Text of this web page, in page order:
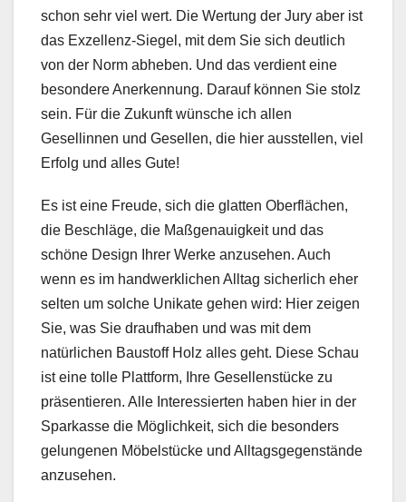
schon sehr viel wert. Die Wertung der Jury aber ist
das Exzellenz-Siegel, mit dem Sie sich deutlich
von der Norm abheben. Und das verdient eine
besondere Anerkennung. Darauf können Sie stolz
sein. Für die Zukunft wünsche ich allen
Gesellinnen und Gesellen, die hier ausstellen, viel
Erfolg und alles Gute!
Es ist eine Freude, sich die glatten Oberflächen,
die Beschläge, die Maßgenauigkeit und das
schöne Design Ihrer Werke anzusehen. Auch
wenn es im handwerklichen Alltag sicherlich eher
selten um solche Unikate gehen wird: Hier zeigen
Sie, was Sie draufhaben und was mit dem
natürlichen Baustoff Holz alles geht. Diese Schau
ist eine tolle Plattform, Ihre Gesellenstücke zu
präsentieren. Alle Interessierten haben hier in der
Sparkasse die Möglichkeit, sich die besonders
gelungenen Möbelstücke und Alltagsgegenstände
anzusehen.